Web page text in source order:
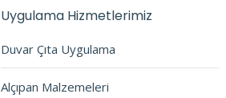
Uygulama Hizmetlerimiz
Duvar Çıta Uygulama
Alçıpan Malzemeleri